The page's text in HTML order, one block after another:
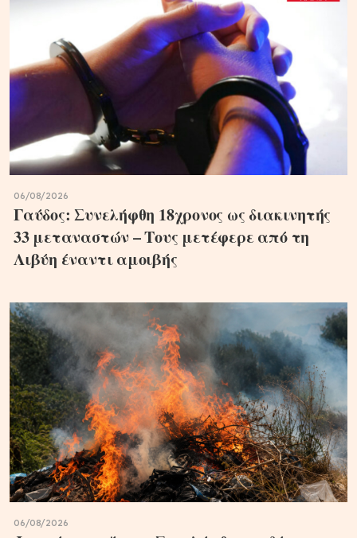
06/08/2026
Γαύδος: Συνελήφθη 18χρονος ως διακινητής
33 μεταναστών – Τους μετέφερε από τη
Λιβύη έναντι αμοιβής
06/08/2026